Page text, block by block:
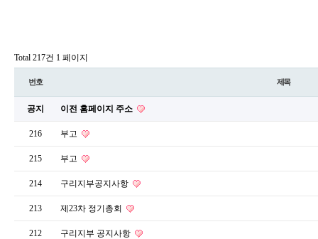
Total 217건 1 페이지
번호 제목
공지 이전 홈페이지 주소
216 부고
215 부고
214 구리지부공지사항
213 제23차 정기총회
212 구리지부 공지사항